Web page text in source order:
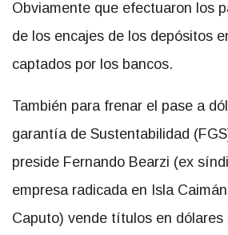
Obviamente que efectuaron los
de los encajes de los depósitos
captados por los bancos.
También para frenar el pase a
garantía de Sustentabilidad
preside Fernando Bearzi (ex
empresa radicada en Isla
Caputo) vende títulos en dólares